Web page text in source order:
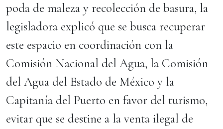
poda de maleza y recolección de basura, la
legisladora explicó que se busca recuperar
este espacio en coordinación con la
Comisión Nacional del Agua, la Comisión
del Agua del Estado de México y la
Capitanía del Puerto en favor del turismo,
evitar que se destine a la venta ilegal de